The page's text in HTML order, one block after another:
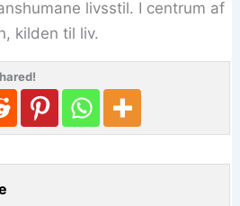
livsstil. I centrum af
kilden til liv.